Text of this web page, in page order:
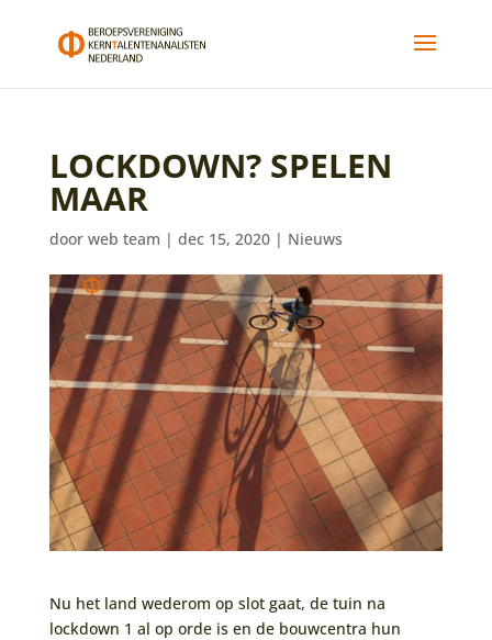
LOCKDOWN? SPELEN
MAAR
door web team | dec 15, 2020| Nieuws
Nu het land wederom op slot gaat, de tuin na
lockdown 1 al op orde is en de bouwcentra hun